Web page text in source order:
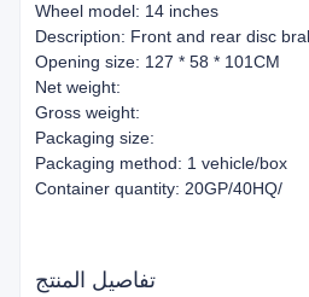
Wheel model: 14 inches
Description: Front and rear disc
Opening size: 127 * 58 * 101CM
Net weight:
Gross weight:
Packaging size:
Packaging method: 1 vehicle/box
Container quantity: 20GP/40HQ/
تفاصيل المنتج